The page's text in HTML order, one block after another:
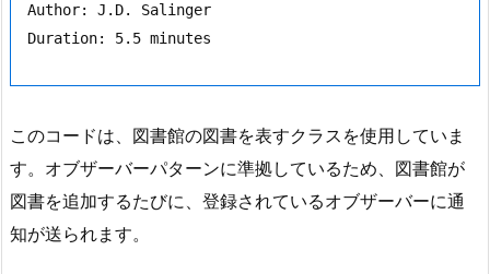
Author: J.D. Salinger
Duration: 5.5 minutes
このコードは、図書館の図書を表すクラスを使用していま
す。オブザーバーパターンに準拠しているため、図書館が
図書を追加するたびに、登録されているオブザーバーに通
知が送られます。